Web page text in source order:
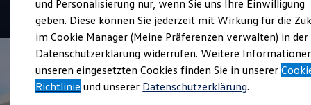
Kombis
Kompaktwagen
Sportwagen
Schnell verfügbare Fahrzeuge
Angebote und Produkte
Aktuelle Angebote
E-Auto-Förderung
Volkswagen Marktplatz
4.6|184 Bewertungen
und Personalisierung nur, wenn Sie uns Ihre Einwilligung
geben. Diese können Sie jederzeit mit Wirkung für die
im Cookie Manager (Meine Präferenzen verwalten) in der
Datenschutzerklärung widerrufen. Weitere
unseren eingesetzten Cookies finden Sie in unserer
Richtlinie und unserer Datenschutzerklärung.